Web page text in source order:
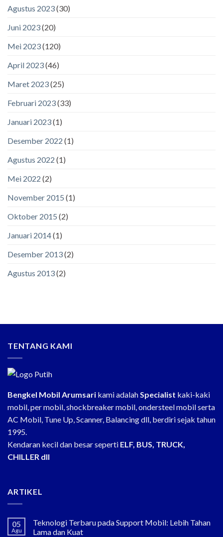
Agustus 2023(30)
Juni 2023(20)
Mei 2023(120)
April 2023(46)
Maret 2023(25)
Februari 2023(33)
Januari 2023(1)
Desember 2022 (1)
Agustus 2022 (1)
Mei 2022 (2)
November 2015 (1)
Oktober 2015 (2)
Januari 2014(1)
Desember 2013(2)
Agustus 2013(2)
TENTANG KAMI
Bengkel Mobil Arumsari kami adalahSpecialist kaki-kaki
mobil, per mobil, shockbreaker mobil, ondersteel mobil serta
AC Mobil, Tune Up, Scanner, Balancing dll, berdiri sejak tahun
1995.
Kendaran kecil dan besar seperti ELF, BUS, TRUCK,
CHILLER dll
ARTIKEL
05
Agu
Teknologi Terbaru pada Support Mobil: Lebih Tahan
Lama dan Kuat